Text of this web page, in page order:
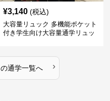
¥3,140 (税込)
大容量リュック 多機能ポケット
付き学生向け大容量通学リュッ
の通学一覧へ ›